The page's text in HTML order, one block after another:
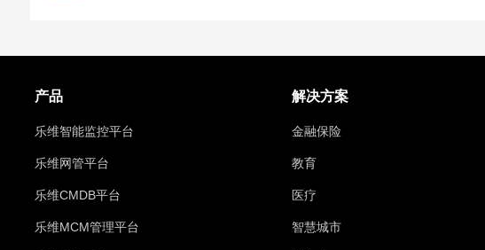
产品
乐维智能监控平台
乐维网管平台
乐维CMDB平台
乐维MCM管理平台
解决方案
金融保险
教育
医疗
智慧城市